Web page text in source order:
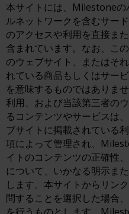
本サイトには、Milestoneの
ルネットワークを含むサー
のアクセスや利用を直接ま
含まれています。なお、こ
のウェブサイト、またはそ
れている商品もしくはサー
を意味するものではありま
利用、および当該第三者の
るコンテンツやサービスは
ブサイトに掲載されている
項によって管理され、
イトのコンテンツの正確性
について、いかなる明示ま
します。本サイトからリン
問することを選択した場合